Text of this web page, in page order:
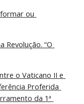
ou
Revolução. “O
o Vaticano II e
Proferida
da 1ª